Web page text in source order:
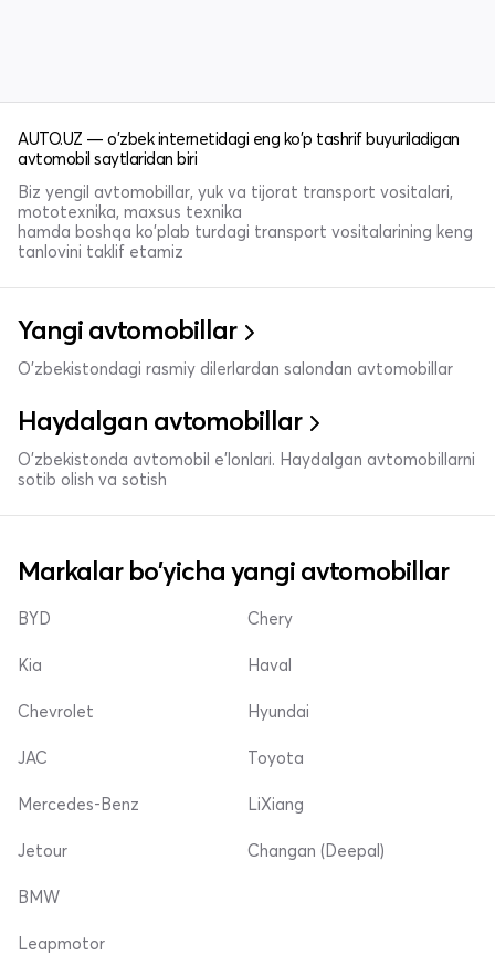
AUTO.UZ — o'zbek internetidagi eng ko'p tashrif buyuriladigan
avtomobil saytlaridan biri
Biz yengil avtomobillar, yuk va tijorat transport vositalari,
mototexnika, maxsus texnika
hamda boshqa ko'plab turdagi transport vositalarining keng
tanlovini taklif etamiz
Yangi avtomobillar
O'zbekistondagi rasmiy dilerlardan salondan avtomobillar
Haydalgan avtomobillar
O'zbekistonda avtomobil e’lonlari. Haydalgan avtomobillarni
sotib olish va sotish
Markalar bo'yicha yangi avtomobillar
BYD
Kia
Chevrolet
Chery
Haval
Hyundai
JAC
Mercedes-Benz
Jetour
Toyota
LiXiang
Changan (Deepal)
BMW
Leapmotor